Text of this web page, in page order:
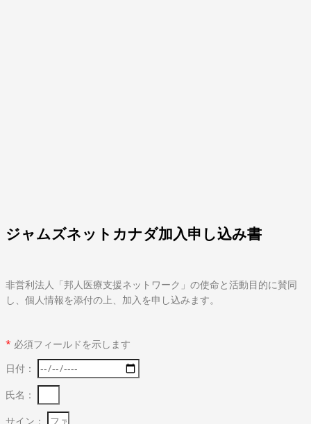
​ジャムズネットカナダ加入申し込み書
非営利法人「邦人医療支援ネットワーク」の使命と活動目的に賛同
し、個人情報を添付の上、加入を申し込みます。
* 必須フィールドを示します
日付：
氏名：
サイン：